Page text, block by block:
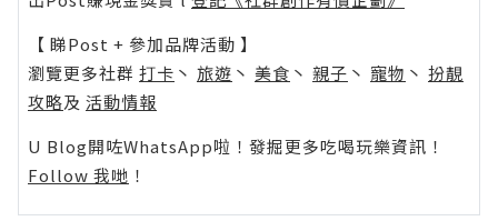
【 睇Post + 參加品牌活動 】
瀏覽更多社群 打卡 丶 旅遊 丶 美食 丶 親子 丶 寵物 丶 扮靚
攻略及 活動情報
U Blog開咗WhatsApp啦！發掘更多吃喝玩樂資訊！
Follow 我哋 ！